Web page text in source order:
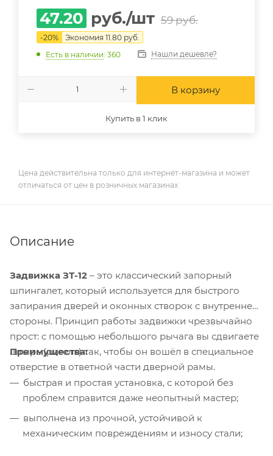
47.20 руб./шт 59руб.
-20% Экономия 11.80 руб.
Есть в наличии: 360 Нашли дешевле?
В корзину
Купить в 1 клик
Цена действительна только для интернет-магазина и может
отличаться от цен в розничных магазинах
Описание
Задвижка ЗТ-12 – это классический запорный
шпингалет, который используется для быстрого
запирания дверей и оконных створок с внутренней
стороны. Принцип работы задвижки чрезвычайно
прост: с помощью небольшого рычага вы сдвигаете
штырь (ригель) так, чтобы он вошёл в специальное
отверстие в ответной части дверной рамы.
Преимущества:
быстрая и простая установка, с которой без
проблем справится даже неопытный мастер;
выполнена из прочной, устойчивой к
механическим повреждениям и износу стали;